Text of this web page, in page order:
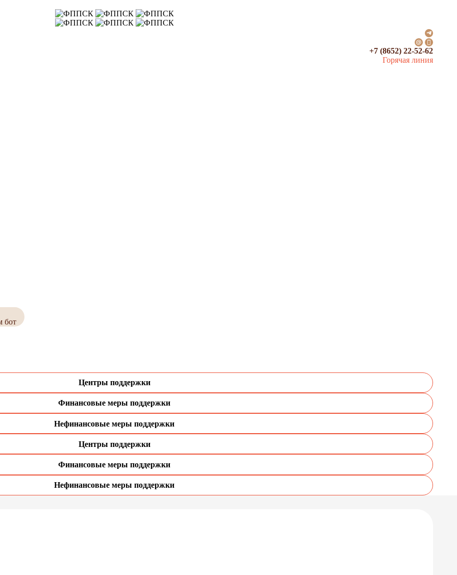
+7 (8652) 22-52-62
Горячая линия
бот
Центры поддержки
Финансовые меры поддержки
Нефинансовые меры поддержки
Центры поддержки
Финансовые меры поддержки
Нефинансовые меры поддержки